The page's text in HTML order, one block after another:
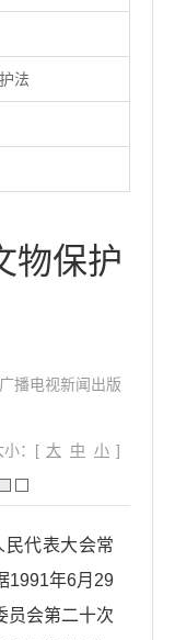
法
物保护
播电视新闻出版
小：[ 大 中 小 ]
民代表大会常
1991年6月29
员会第二十次